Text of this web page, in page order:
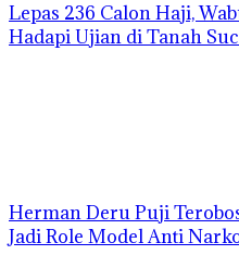
Lepas 236 Calon Haji,
Hadapi Ujian di Tanah
Herman Deru Puji
Jadi Role Model Anti